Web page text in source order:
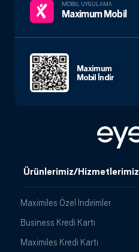
Ürünlerimiz/Hizmetlerimiz
Maximiles Özel İndirimler
Business Kredi Kartı
Maximiles Kredi Kartı
MOBIL UYGULAMA
Maximum Mobil
Maximum
Mobil İndir